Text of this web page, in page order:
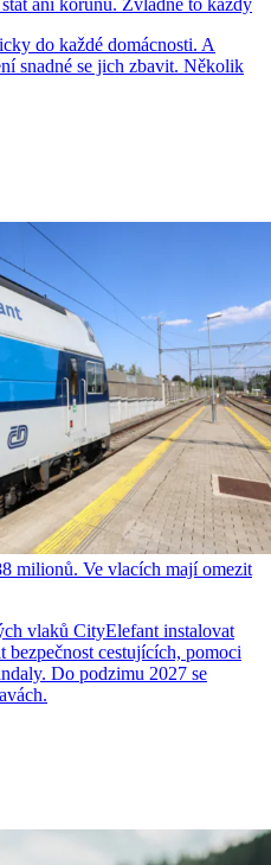
ani korunu. Zvládne to každý
do každé domácnosti. A
snadné se jich zbavit. Několik
milionů. Ve vlacích mají omezit
vlaků CityElefant instalovat
cestujících, pomoci
Do podzimu 2027 se